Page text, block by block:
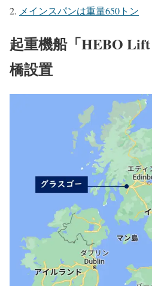
メインスパンは重量650トン
起重機船「HEBO
橋設置